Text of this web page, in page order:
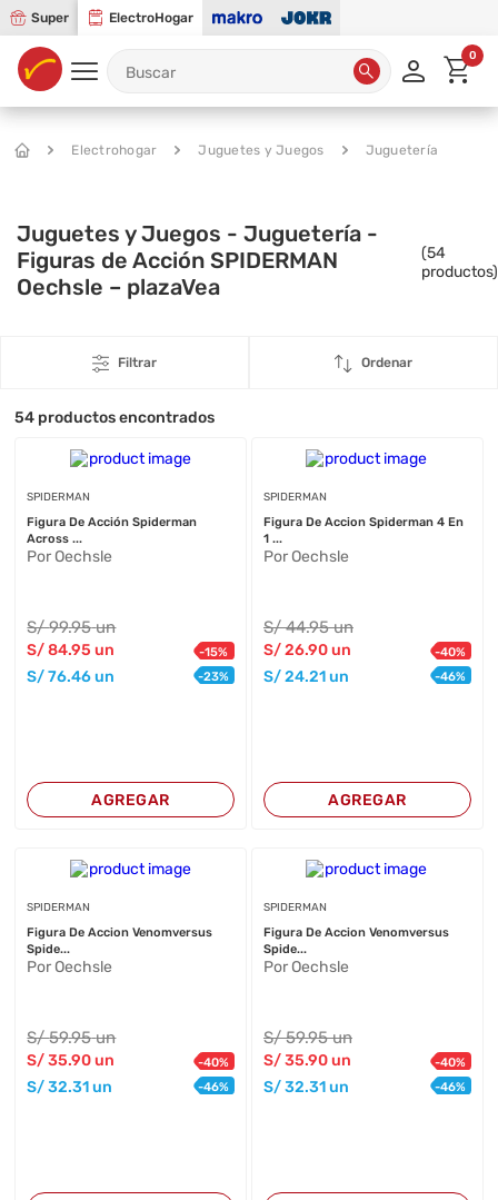
Super ElectroHogar
0
Electrohogar Juguetes y Juegos Juguetería
Juguetes y Juegos - Juguetería -
Figuras de Acción SPIDERMAN
Oechsle – plazaVea
(54
productos)
Filtrar Ordenar
54 productos encontrados
SPIDERMAN
Figura De Acción Spiderman
Across ...
Por Oechsle
S/99.95 un
S/84.95 un -15%
S/76.46 un -23%
AGREGAR
SPIDERMAN
Figura De Accion Spiderman 4 En
1 ...
Por Oechsle
S/44.95 un
S/26.90un -40%
S/24.21un -46%
AGREGAR
SPIDERMAN
Figura De Accion Venomversus
Spide...
Por Oechsle
S/59.95 un
S/35.90 un -40%
S/32.31 un -46%
SPIDERMAN
Figura De Accion Venomversus
Spide...
Por Oechsle
S/59.95 un
S/35.90un -40%
S/32.31un -46%